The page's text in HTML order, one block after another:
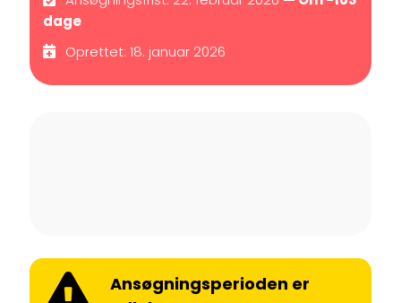
dage
Oprettet: 18. januar 2026
Ansøgningsperioden er